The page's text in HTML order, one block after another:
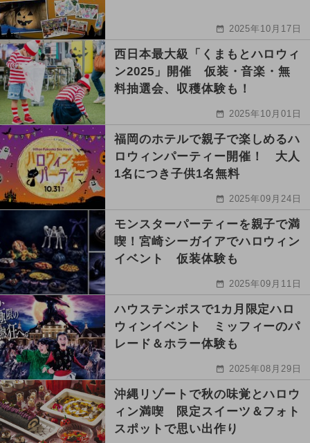
2025年10月17日
西日本最大級「くまもとハロウィ
ン2025」開催 仮装・音楽・無
料抽選会、収穫体験も！
2025年10月01日
福岡のホテルで親子で楽しめるハ
ロウィンパーティー開催！ 大人
1名につき子供1名無料
2025年09月24日
モンスターパーティーを親子で満
喫！宮崎シーガイアでハロウィン
イベント 仮装体験も
2025年09月11日
ハウステンボスで1カ月限定ハロ
ウィンイベント ミッフィーのパ
レード＆ホラー体験も
2025年08月29日
沖縄リゾートで秋の味覚とハロウ
ィン満喫 限定スイーツ＆フォト
スポットで思い出作り